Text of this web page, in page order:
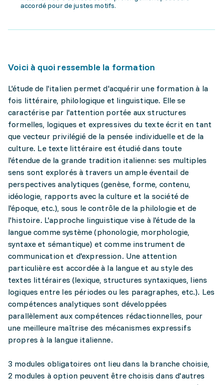
accordé pour de justes motifs.
Voici à quoi ressemble la formation
L'étude de l'italien permet d'acquérir une formation à la
fois littéraire, philologique et linguistique. Elle se
caractérise par l'attention portée aux structures
formelles, logiques et expressives du texte écrit en tant
que vecteur privilégié de la pensée individuelle et de la
culture. Le texte littéraire est étudié dans toute
l'étendue de la grande tradition italienne: ses multiples
sens sont explorés à travers un ample éventail de
perspectives analytiques (genèse, forme, contenu,
idéologie, rapports avec la culture et la société de
l'époque, etc.), sous le contrôle de la philologie et de
l'histoire. L'approche linguistique vise à l'étude de la
langue comme système (phonologie, morphologie,
syntaxe et sémantique) et comme instrument de
communication et d'expression. Une attention
particulière est accordée à la langue et au style des
textes littéraires (lexique, structures syntaxiques, liens
logiques entre les périodes ou les paragraphes, etc.). Les
compétences analytiques sont développées
parallèlement aux compétences rédactionnelles, pour
une meilleure maîtrise des mécanismes expressifs
propres à la langue italienne.
3 modules obligatoires ont lieu dans la branche choisie,
2 modules à option peuvent être choisis dans d'autres